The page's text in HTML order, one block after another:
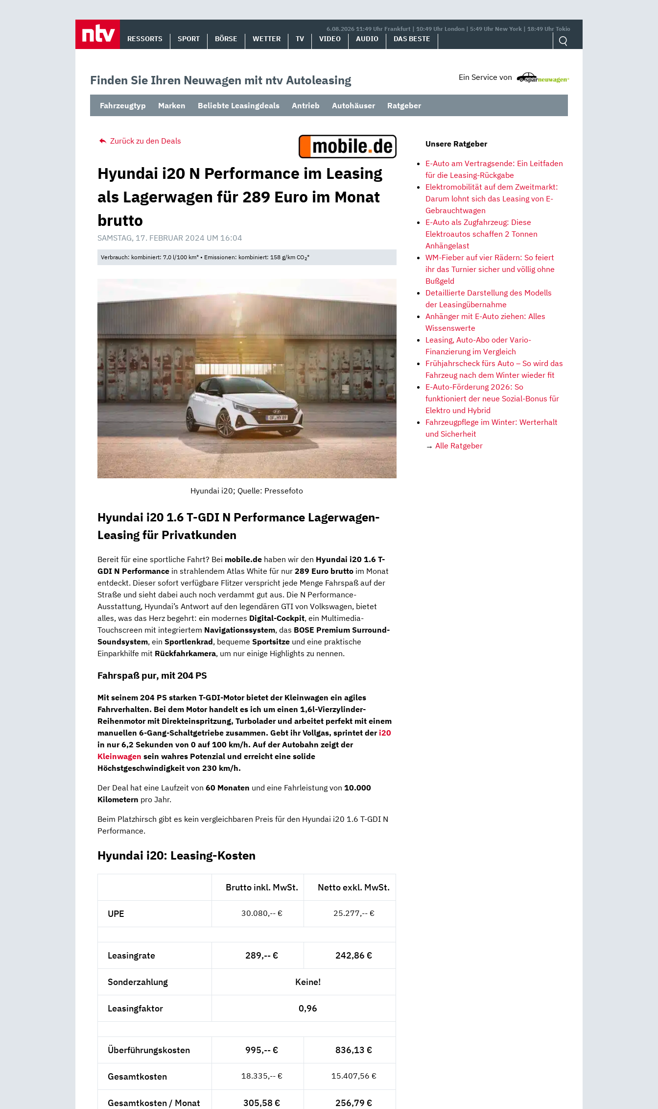
6.08.2026 11:49 Uhr Frankfurt | 10:49 Uhr London | 5:49 Uhr New York | 18:49 Uhr Tokio
RESSORTS SPORT BÖRSE WETTER TV VIDEO AUDIO DAS BESTE
Finden Sie Ihren Neuwagen mit ntv Autoleasing Ein Service von
Fahrzeugtyp Marken Beliebte Leasingdeals Antrieb Autohäuser Ratgeber
Zurück zu den Deals
Hyundai i20 N Performance im Leasing
als Lagerwagen für 289 Euro im Monat
brutto
SAMSTAG, 17. FEBRUAR 2024 UM 16:04
Verbrauch: kombiniert: 7,0 l/100 km* • Emissionen: kombiniert: 158 g/km CO2*
Hyundai i20; Quelle: Pressefoto
Hyundai i20 1.6 T-GDI N Performance Lagerwagen-
Leasing für Privatkunden
Bereit für eine sportliche Fahrt? Bei mobile.de haben wir den Hyundai i20 1.6 T-
GDI N Performance in strahlendem Atlas White für nur 289 Euro brutto im Monat
entdeckt. Dieser sofort verfügbare Flitzer verspricht jede Menge Fahrspaß auf der
Straße und sieht dabei auch noch verdammt gut aus. Die N Performance-
Ausstattung, Hyundai’s Antwort auf den legendären GTI von Volkswagen, bietet
alles, was das Herz begehrt: ein modernes Digital-Cockpit, ein Multimedia-
Touchscreen mit integriertem Navigationssystem, das BOSE Premium Surround-
Soundsystem, ein Sportlenkrad, bequeme Sportsitze und eine praktische
Einparkhilfe mit Rückfahrkamera, um nur einige Highlights zu nennen.
Fahrspaß pur, mit 204 PS
Mit seinem 204 PS starken T-GDI-Motor bietet der Kleinwagen ein agiles
Fahrverhalten. Bei dem Motor handelt es ich um einen 1,6l-Vierzylinder-
Reihenmotormit Direkteinspritzung, Turbolader und arbeitet perfekt mit einem
manuellen 6-Gang-Schaltgetriebe zusammen. Gebt ihr Vollgas, sprintet der i20
in nur 6,2 Sekunden von 0 auf 100 km/h. Auf der Autobahn zeigt der
Kleinwagen sein wahres Potenzial und erreicht eine solide
Höchstgeschwindigkeit von 230 km/h.
Der Deal hat eine Laufzeit von 60 Monaten und eine Fahrleistung von 10.000
Kilometern pro Jahr.
Beim Platzhirsch gibt es kein vergleichbaren Preis für den Hyundai i20 1.6 T-GDI N
Performance.
Hyundai i20: Leasing-Kosten
Brutto inkl. MwSt. Netto exkl. MwSt.
UPE 30.080,-- € 25.277,-- €
Leasingrate 289,-- € 242,86 €
Sonderzahlung Keine!
Leasingfaktor 0,96
Überführungskosten 995,-- € 836,13 €
Gesamtkosten 18.335,-- € 15.407,56 €
Gesamtkosten / Monat 305,58 € 256,79 €
Unsere Ratgeber
E-Auto am Vertragsende: Ein Leitfaden
für die Leasing-Rückgabe
Elektromobilität auf dem Zweitmarkt:
Darum lohnt sich das Leasing von E-
Gebrauchtwagen
E-Auto als Zugfahrzeug: Diese
Elektroautos schaffen 2 Tonnen
Anhängelast
WM-Fieber auf vier Rädern: So feiert
ihr das Turnier sicher und völlig ohne
Bußgeld
Detaillierte Darstellung des Modells
der Leasingübernahme
Anhänger mit E-Auto ziehen: Alles
Wissenswerte
Leasing, Auto-Abo oder Vario-
Finanzierung im Vergleich
Frühjahrscheck fürs Auto – So wird das
Fahrzeug nach dem Winter wieder fit
E-Auto-Förderung 2026: So
funktioniert der neue Sozial-Bonus für
Elektro und Hybrid
Fahrzeugpflege im Winter: Werterhalt
und Sicherheit
→ Alle Ratgeber